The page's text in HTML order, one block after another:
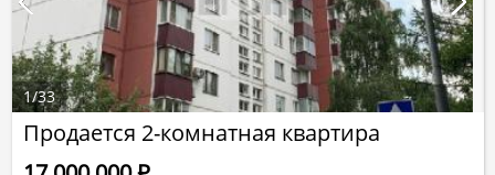
Продается 2-комнатная квартира
1/33